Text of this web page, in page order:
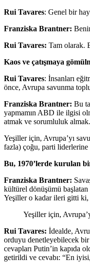
Rui Tavares: Genel bir
Franziska Brantner:
Rui Tavares: Tam olarak.
Kaos ve çatışmaya
Rui Tavares: İnsanları
önce, Avrupa savunma
Franziska Brantner: Bu
yapmamın ABD ile ilgisi
atmak ve sorumluluk almak.
Yeşiller için, Avrupa’yı
fazla) çoğu, parti liderlerine
Bu, 1970’lerde kurulan
Franziska Brantner:
kültürel dönüşümü başlatan
Yeşiller o kadar ileri gitti ki,
Yeşiller için,
Rui Tavares: İdealde,
orduyu denetleyebilecek
cevapları Putin’in kapıda
getirildi ve cevabı: “En